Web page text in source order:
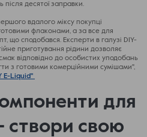
десятої заправки.
вдалого міксу покупці
флаконами, а за все для
що сподобався. Експерти в галузі DIY-
приготування рідини дозволяє
відповідно до особистих уподобань
з готовими комерційними сумішами",
E-Liquid"
для
створи свою